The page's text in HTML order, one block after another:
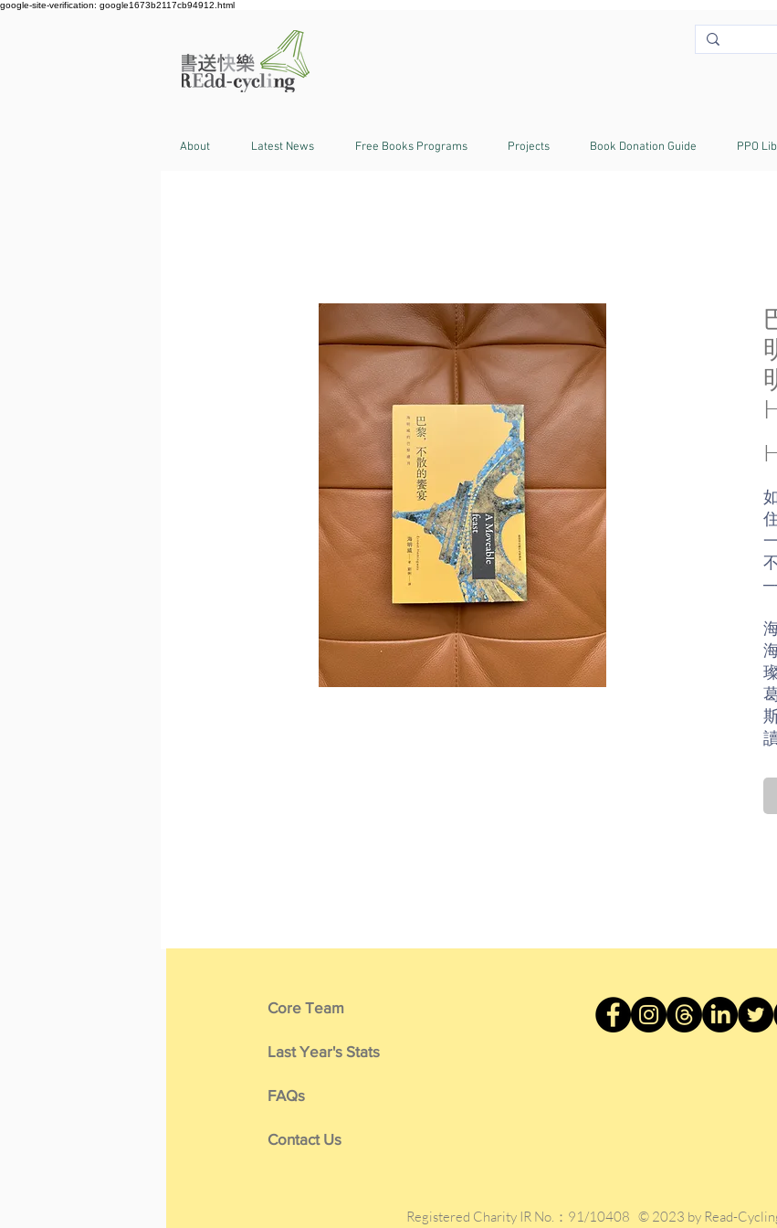
google-site-verification: google1673b2117cb94912.html
About Latest News Free Books Programs Projects Book Donation Guide PPO
Core Team
Last Year's Stats
FAQs
Contact Us
Registered Charity IR No.：91/10408 © 2023 by Read-